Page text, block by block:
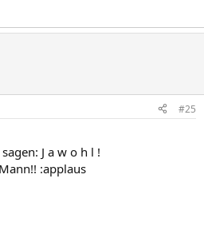
#25
J a w o h l !
:applaus